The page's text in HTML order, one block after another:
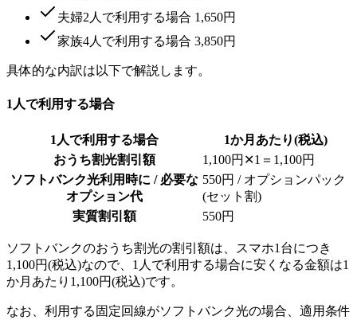
夫婦2人で利用する場合 1,650円
家族4人で利用する場合 3,850円
具体的な内訳は以下で解説します。
1人で利用する場合
1人で利用する場合
1か月あたり(税込)
おうち割光割引額
1,100円✕1＝1,100円
ソフトバンク光利用時に / 必要な
オプション代
550円 / オプションパック
(セット割)
実質割引額
550円
ソフトバンクのおうち割光の割引額は、スマホ1台につき
1,100円(税込)なので、1人で利用する場合に安くなる金額は1
か月あたり1,100円(税込)です。
なお、利用する固定回線がソフトバンク光の場合、適用条件